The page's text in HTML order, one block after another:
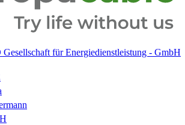
für Energiedienstleistung - GmbH